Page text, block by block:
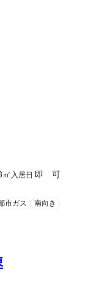
㎡ 入居日 即 可
市ガス 南向き